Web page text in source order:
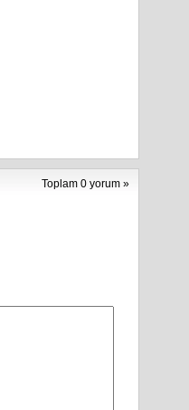
Toplam 0 yorum »